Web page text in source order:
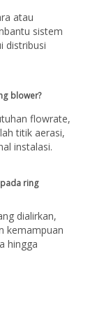
atau
sistem
distribusi
blower?
flowrate,
titik aerasi,
instalasi.
ring
dialirkan,
kemampuan
hingga